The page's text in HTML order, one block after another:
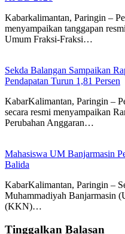
Kabarkalimantan, Paringin –
menyampaikan tanggapan
Umum Fraksi-Fraksi…
Sekda Balangan Sampaikan
Pendapatan Turun 1,81 Persen
KabarKalimantan, Paringin –
secara resmi menyampaikan
Perubahan Anggaran…
Mahasiswa UM Banjarmasin
Balida
KabarKalimantan, Paringin –
Muhammadiyah Banjarmasin
(KKN)…
Tinggalkan Balasan